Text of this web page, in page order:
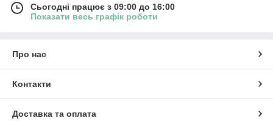
Сьогодні працює з 09:00 до 16:00
Показати весь графік роботи
Про нас
Контакти
Доставка та оплата